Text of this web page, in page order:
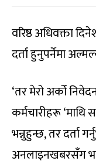
वरिष्ठ अधिवक्ता
दर्ता हुनुपर्नेमा
‘तर मेरो अर्को
कर्मचारीहरू ‘माथि
भन्नुहुन्छ, तर दर्ता
अनलाइनखबरसँग